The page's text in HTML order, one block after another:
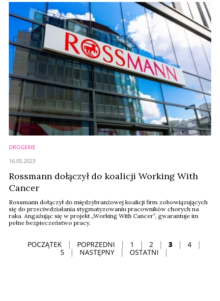
półrocza, z wyjątkiem Wines & Spirits, które miały ...
DROGERIE
Rossmann dołączył do koalicji Working With
Cancer
Rossmann dołączył do międzybranżowej koalicji firm zobowiązujących
się do przeciwdziałania stygmatyzowaniu pracowników chorych na
raka. Angażując się w projekt „Working With Cancer”, gwarantuje im
pełne bezpieczeństwo pracy.
16.05.2023
POCZĄTEK POPRZEDNI 1 2 3
4
5
NASTĘPNY OSTATNI